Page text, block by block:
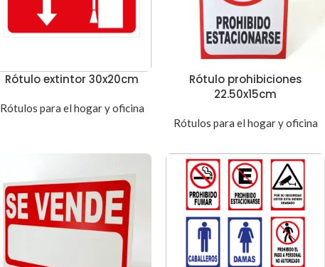
Rótulo extintor 30x20cm
Rótulos para el hogar y oficina
Rótulo prohibiciones
22.50x15cm
Rótulos para el hogar y oficina